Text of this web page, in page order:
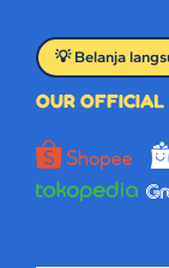
💡 Belanja
OUR